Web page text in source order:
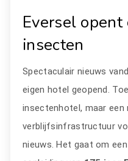
Eversel
insecten
Spectaculair nieuws
eigen hotel geopend.
insectenhotel, maar een
verblijfsinfrastructuur
nieuws. Het gaat om